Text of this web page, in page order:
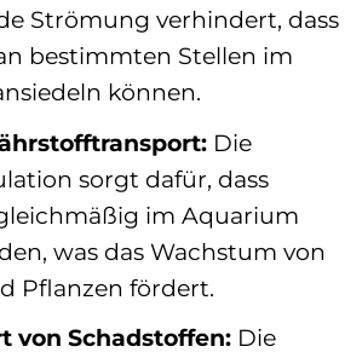
Strömung verhindert, dass
bestimmten Stellen im
können.
Die
sorgt dafür, dass
im Aquarium
was das Wachstum von
Pflanzen fördert.
von Schadstoffen:Die